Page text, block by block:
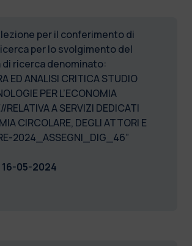
per il conferimento di
per lo svolgimento del
di ricerca denominato:
ED ANALISI CRITICA STUDIO
PER L’ECONOMIA
RELATIVA A SERVIZI DEDICATI
CIRCOLARE, DEGLI ATTORI E
2024_ASSEGNI_DIG_46”
16-05-2024